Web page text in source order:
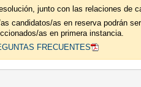
junto con las relaciones de
candidatos/as en reserva podrán
as en primera instancia.
FRECUENTES